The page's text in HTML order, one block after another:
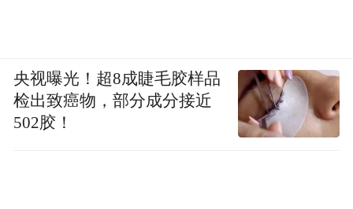
央视曝光！超8成睫毛胶样品
检出致癌物，部分成分接近
502胶！